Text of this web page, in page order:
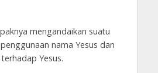
mengandaikan suatu
nama Yesus dan
Yesus.